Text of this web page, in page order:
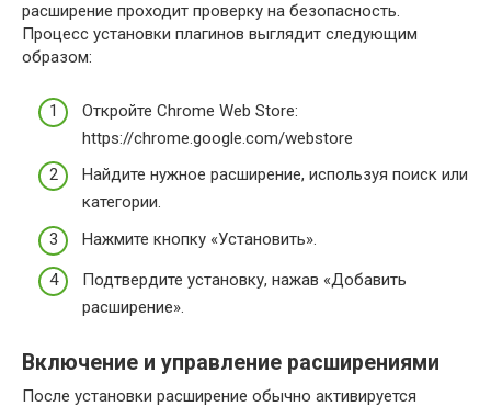
расширение проходит проверку на безопасность.
Процесс установки плагинов выглядит следующим
образом:
Откройте Chrome Web Store:
https://chrome.google.com/webstore
Найдите нужное расширение, используя поиск или
категории.
Нажмите кнопку «Установить».
Подтвердите установку, нажав «Добавить
расширение».
Включение и управление расширениями
После установки расширение обычно активируется